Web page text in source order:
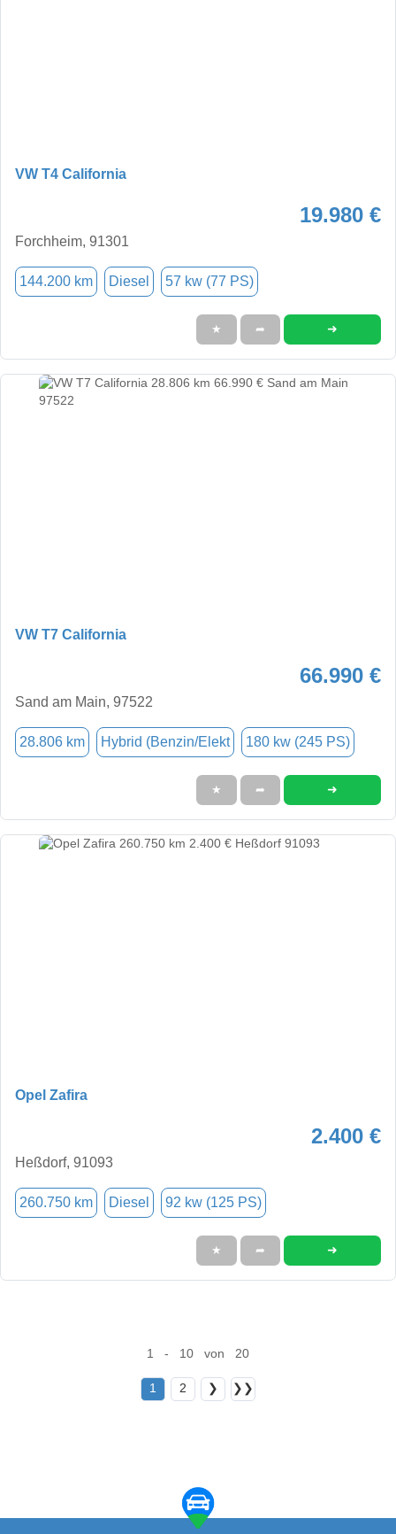
VW T4 California
19.980 €
Forchheim, 91301
144.200 km Diesel 57 kw (77 PS)
★ ➦ ➜
VW T7 California
66.990 €
Sand am Main, 97522
28.806 km Hybrid (Benzin/Elekt 180 kw (245 PS)
★ ➦ ➜
Opel Zafira
2.400 €
Heßdorf, 91093
260.750 km Diesel 92 kw (125 PS)
★ ➦ ➜
1 - 10 von 20
1 2 ❯ ❯❯